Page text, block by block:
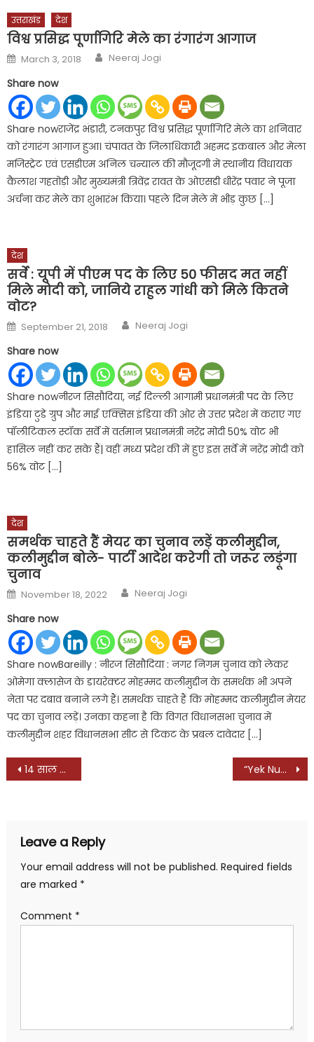
उत्तराखंड देश
विश्व प्रसिद्ध पूर्णागिरि मेले का रंगारंग आगाज
Posted
on
March 3, 2018 Author
Neeraj Jogi
Share now
Share nowराजेंद्र भंडारी, टनकपुर विश्व प्रसिद्ध पूर्णागिरि मेले का शनिवार
को रंगारंग आगाज हुआ। चंपावत के जिलाधिकारी अहमद इकबाल और मेला
मजिस्ट्रेट एवं एसडीएम अनिल चन्याल की मौजूदगी में स्थानीय विधायक
कैलाश गहतोड़ी और मुख्यमंत्री त्रिवेंद्र रावत के ओएसडी धीरेंद्र पवार ने पूजा
अर्चना कर मेले का शुभारंभ किया। पहले दिन मेले में भीड़ कुछ […]
देश
सर्वे : यूपी में पीएम पद के लिए 50 फीसद मत नहीं
मिले मोदी को, जानिये राहुल गांधी को मिले कितने
वाेट?
Posted
on
September 21, 2018 Author
Neeraj Jogi
Share now
Share nowनीरज सिसौदिया, नई दिल्ली आगामी प्रधानमंत्री पद के लिए
इंडिया टुडे ग्रुप और माई एक्सिस इंडिया की ओर से उत्तर प्रदेश में कराए गए
पॉलीटिकल स्टॉक सर्वे में वर्तमान प्रधानमंत्री नरेंद्र मोदी 50% वोट भी
हासिल नहीं कर सके हैं| वहीं मध्य प्रदेश की में हुए इस सर्वे में नरेंद्र मोदी को
56% वोट […]
देश
समर्थक चाहते हैं मेयर का चुनाव लड़ें कलीमुद्दीन,
कलीमुद्दीन बोले- पार्टी आदेश करेगी तो जरूर लड़ूंगा
चुनाव
Posted
on
November 18, 2022 Author
Neeraj Jogi
Share now
Share nowBareilly : नीरज सिसौदिया : नगर निगम चुनाव को लेकर
ओमेगा क्‍लासेज के डायरेक्‍टर मोहम्‍मद कलीमुद्दीन के समर्थक भी अपने
नेता पर दबाव बनाने लगे हैं। समर्थक चाहते हैं कि मोहम्‍मद कलीमुद्दीन मेयर
पद का चुनाव लड़ें। उनका कहना है कि विगत विधानसभा चुनाव में
कलीमुद्दीन शहर विधानसभा सीट से टिकट के प्रबल दावेदार […]
Post
14 साल की छात्रा से बलात्कार के मामले में थाना प्रभारी निलंबित, होटल में हुआ था गैंगरेप, शुरू हुई विभागीय जांच “Yek Number” Brings The Extraordinary Story Of An Ordinary Young Man To The Screen
Leave a Reply
Your email address will not be published. Required fields
are marked *
Comment *